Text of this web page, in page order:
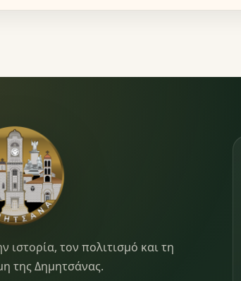
ιστορία, τον πολιτισμό και τη
της Δημητσάνας.